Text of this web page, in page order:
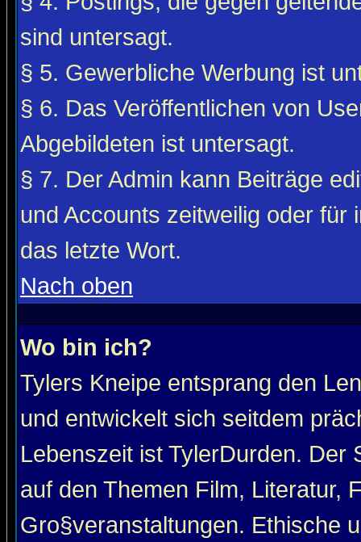
sind untersagt.
§ 5. Gewerbliche Werbung ist
§ 6. Das Veröffentlichen von
Abgebildeten ist untersagt.
§ 7. Der Admin kann Beiträge
und Accounts zeitweilig oder
das letzte Wort.
Nach oben
Wo bin ich?
Tylers Kneipe entsprang den
und entwickelt sich seitdem
Lebenszeit ist TylerDurden. Der
auf den Themen Film, Literatur,
Gro§veranstaltungen. Ethische